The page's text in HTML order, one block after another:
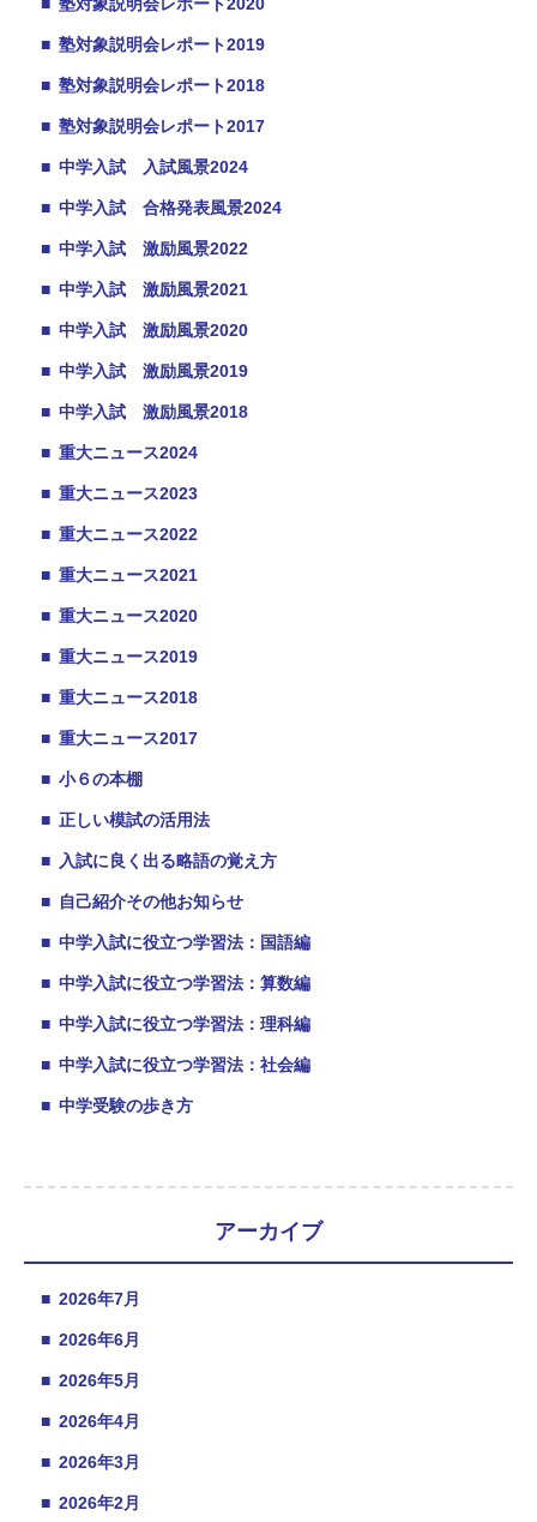
■ 塾対象説明会レポート2019
■ 塾対象説明会レポート2018
■ 塾対象説明会レポート2017
■ 中学入試 入試風景2024
■ 中学入試 合格発表風景2024
■ 中学入試 激励風景2022
■ 中学入試 激励風景2021
■ 中学入試 激励風景2020
■ 中学入試 激励風景2019
■ 中学入試 激励風景2018
■ 重大ニュース2024
■ 重大ニュース2023
■ 重大ニュース2022
■ 重大ニュース2021
■ 重大ニュース2020
■ 重大ニュース2019
■ 重大ニュース2018
■ 重大ニュース2017
■ 小６の本棚
■ 正しい模試の活用法
■ 入試に良く出る略語の覚え方
■ 自己紹介その他お知らせ
■ 中学入試に役立つ学習法：国語編
■ 中学入試に役立つ学習法：算数編
■ 中学入試に役立つ学習法：理科編
■ 中学入試に役立つ学習法：社会編
■ 中学受験の歩き方
アーカイブ
■ 2026年7月
■ 2026年6月
■ 2026年5月
■ 2026年4月
■ 2026年3月
■ 2026年2月